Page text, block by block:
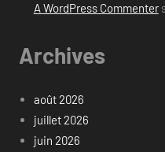
A WordPress Commenter
Archives
août 2026
juillet 2026
juin 2026